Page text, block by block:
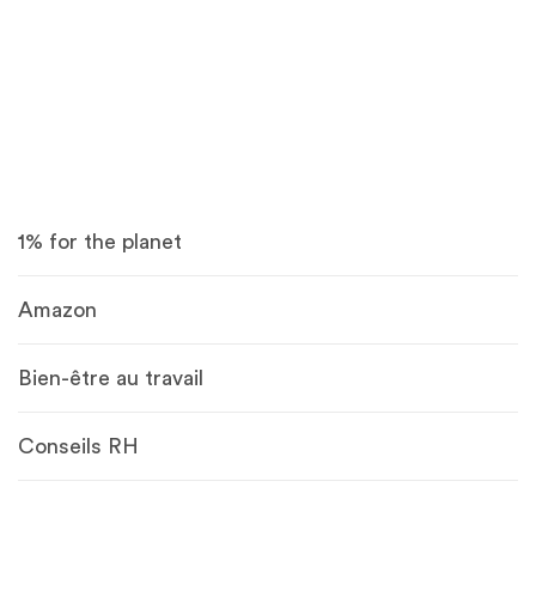
1% for the planet
Amazon
Bien-être au travail
Conseils RH